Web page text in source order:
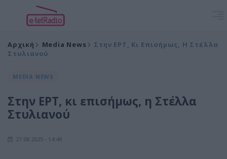
Αρχική Media News
Στην ΕΡΤ, Κι Επισήμως, Η Στέλλα
Στυλιανού
MEDIA NEWS
Στην ΕΡΤ, κι επισήμως, η Στέλλα
Στυλιανού
27.08.2025 - 14:49